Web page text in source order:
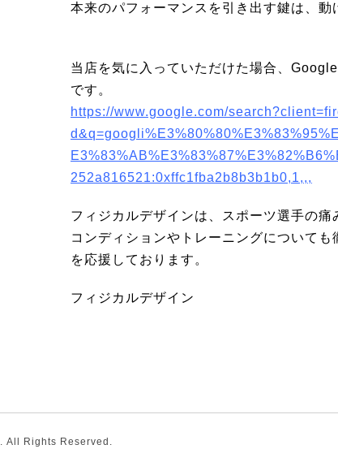
本来のパフォーマンスを引き出す鍵は、動
当店を気に入っていただけた場合、
です。
https://www.google.com/
252a816521:0xffc1fba2b8b3b1b0,1,,,
フィジカルデザインは、スポーツ選手の
コンディションやトレーニングについて
を応援しております。
フィジカルデザイン
. All Rights Reserved.